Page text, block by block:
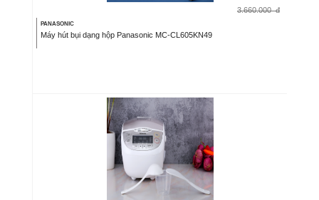
3.660.000 đ
PANASONIC
Máy hút bụi dạng hộp Panasonic MC-CL605KN49